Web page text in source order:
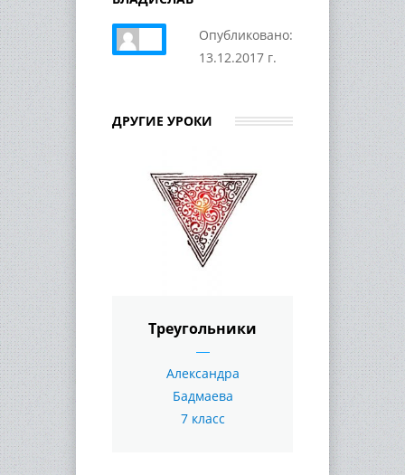
Опубликовано:
13.12.2017 г.
ДРУГИЕ УРОКИ
Треугольники
Александра
Бадмаева
7 класс